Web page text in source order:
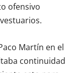
ofensivo
Martín en el
continuidad